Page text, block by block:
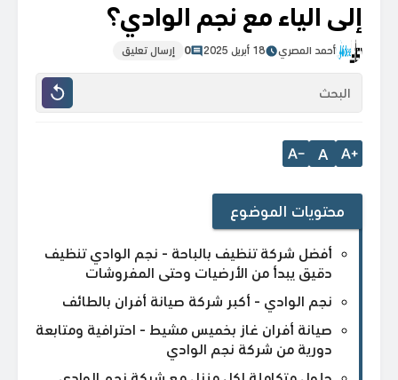
إلى الياء مع نجم الوادي؟
أحمد المصري 18 أبريل 2025 0 إرسال تعليق
A
محتويات الموضوع
أفضل شركة تنظيف بالباحة - نجم الوادي تنظيف
دقيق يبدأ من الأرضيات وحتى المفروشات
نجم الوادي - أكبر شركة صيانة أفران بالطائف
صيانة أفران غاز بخميس مشيط - احترافية ومتابعة
دورية من شركة نجم الوادي